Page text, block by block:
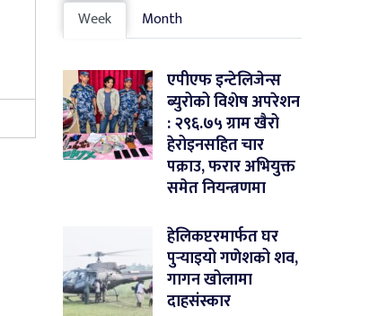
Week Month
एपीएफ इन्टेलिजेन्स
ब्युरोको विशेष अपरेशन
: २९६.७५ ग्राम खैरो
हेरोइनसहित चार
पक्राउ, फरार अभियुक्त
समेत नियन्त्रणमा
हेलिकप्टरमार्फत घर
पुर्‍याइयो गणेशको शव,
गागन खोलामा
दाहसंस्कार